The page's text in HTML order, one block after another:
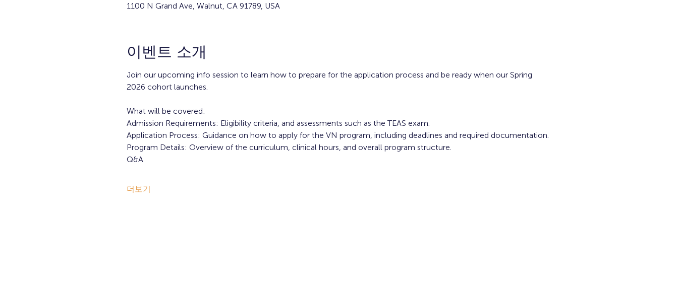
1100 N Grand Ave, Walnut, CA 91789, USA
이벤트 소개
Join our upcoming info session to learn how to prepare for the application process and be ready when our Spring
2026 cohort launches.
What will be covered:
Admission Requirements: Eligibility criteria, and assessments such as the TEAS exam.
Application Process: Guidance on how to apply for the VN program, including deadlines and required documentation.
Program Details: Overview of the curriculum, clinical hours, and overall program structure.
Q&A
더보기